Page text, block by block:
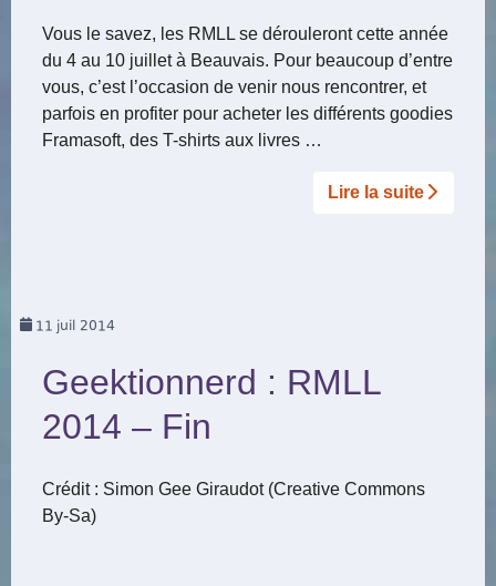
Vous le savez, les RMLL se dérouleront cette année
du 4 au 10 juillet à Beauvais. Pour beaucoup d’entre
vous, c’est l’occasion de venir nous rencontrer, et
parfois en profiter pour acheter les différents goodies
Framasoft, des T-shirts aux livres …
Lire la suite­­
11 juil 2014
Geektionnerd : RMLL
2014 – Fin
Crédit : Simon Gee Giraudot (Creative Commons
By-Sa)